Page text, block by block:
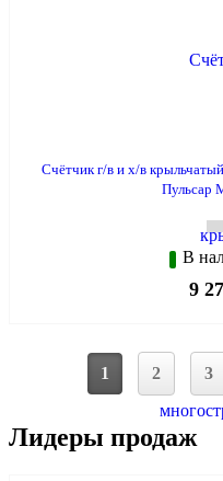
Счётчик г/в и х/в
Пульсар
В
9
1 2 3
Лидеры продаж